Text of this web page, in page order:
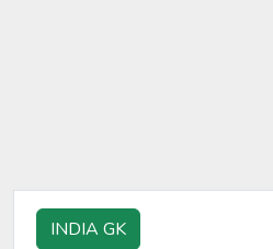
INDIA GK